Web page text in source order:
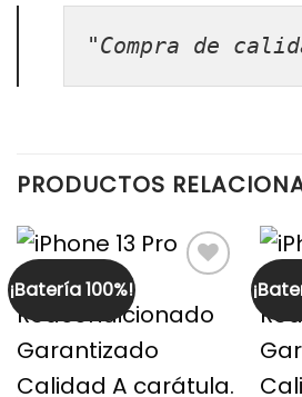
"Compra de
PRODUCTOS
¡Batería 100%!